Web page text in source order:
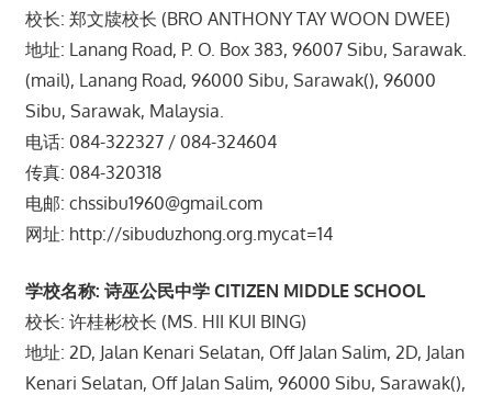
校长: 郑文牍校长 (BRO ANTHONY TAY WOON DWEE)
地址: Lanang Road, P. O. Box 383, 96007 Sibu, Sarawak.
(mail), Lanang Road, 96000 Sibu, Sarawak(), 96000
Sibu, Sarawak, Malaysia.
电话: 084-322327 / 084-324604
传真: 084-320318
电邮: chssibu1960@gmail.com
网址: http://sibuduzhong.org.mycat=14
学校名称: 诗巫公民中学 CITIZEN MIDDLE SCHOOL
校长: 许桂彬校长 (MS. HII KUI BING)
地址: 2D, Jalan Kenari Selatan, Off Jalan Salim, 2D, Jalan
Kenari Selatan, Off Jalan Salim, 96000 Sibu, Sarawak(),